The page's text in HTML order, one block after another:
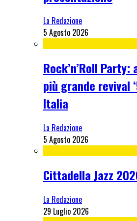
La Redazione
5 Agosto 2026
Rock’n’Roll
più grande revival
Italia
La Redazione
5 Agosto 2026
Cittadella Jazz
La Redazione
29 Luglio 2026